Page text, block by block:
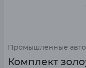
Промышленные
Комплект